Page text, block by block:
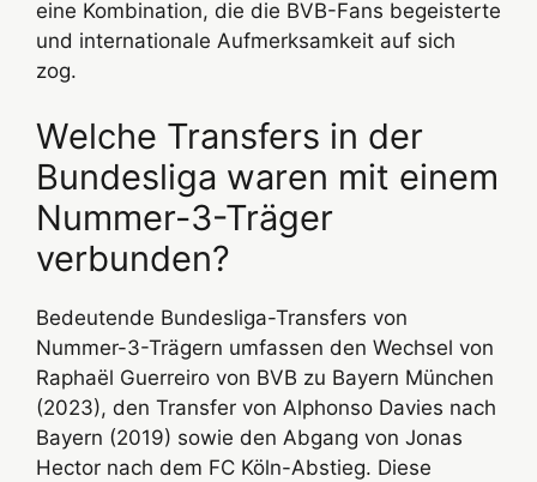
eine Kombination, die die BVB-Fans begeisterte
und internationale Aufmerksamkeit auf sich
zog.
Welche Transfers in der
Bundesliga waren mit einem
Nummer-3-Träger
verbunden?
Bedeutende Bundesliga-Transfers von
Nummer-3-Trägern umfassen den Wechsel von
Raphaël Guerreiro von BVB zu Bayern München
(2023), den Transfer von Alphonso Davies nach
Bayern (2019) sowie den Abgang von Jonas
Hector nach dem FC Köln-Abstieg. Diese